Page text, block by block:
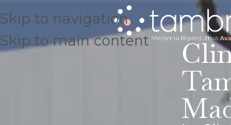
Skip to navigation
Skip to main content